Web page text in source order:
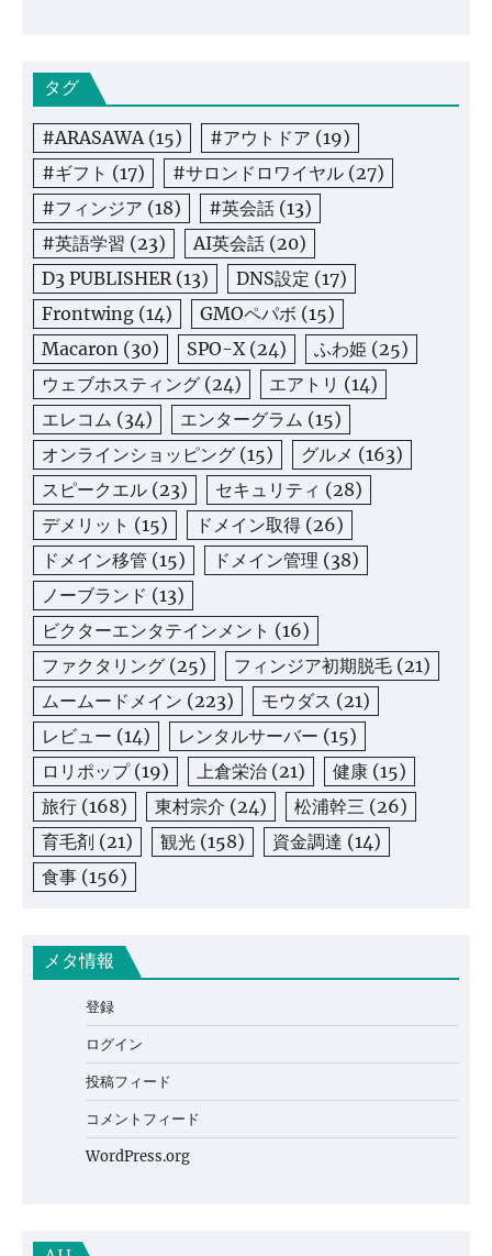
タグ
#ARASAWA(15) #アウトドア (19)
#ギフト (17) #サロンドロワイヤル (27)
#フィンジア (18) #英会話 (13)
#英語学習 (23) AI英会話 (20)
D3 PUBLISHER(13) DNS設定 (17)
Frontwing (14) GMOペパボ (15)
Macaron (30) SPO-X(24) ふわ姫 (25)
ウェブホスティング (24) エアトリ (14)
エレコム (34) エンターグラム (15)
オンラインショッピング (15) グルメ (163)
スピークエル (23) セキュリティ (28)
デメリット (15) ドメイン取得 (26)
ドメイン移管 (15) ドメイン管理 (38)
ノーブランド (13)
ビクターエンタテインメント (16)
ファクタリング (25) フィンジア初期脱毛 (21)
ムームードメイン (223) モウダス (21)
レビュー (14) レンタルサーバー (15)
ロリポップ(19) 上倉栄治 (21) 健康 (15)
旅行 (168) 東村宗介 (24) 松浦幹三 (26)
育毛剤 (21) 観光 (158) 資金調達 (14)
食事 (156)
メタ情報
登録
ログイン
投稿フィード
コメントフィード
WordPress.org